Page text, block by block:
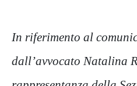
In riferimento al
dall’avvocato Natalina